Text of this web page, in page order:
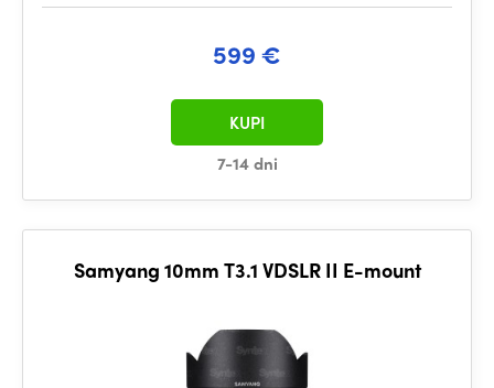
599 €
7-14 dni
KUPI
Samyang 10mm T3.1 VDSLR II E-mount